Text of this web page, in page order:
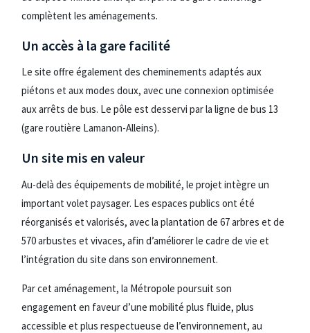
complètent les aménagements.
Un accès à la gare facilité
Le site offre également des cheminements adaptés aux
piétons et aux modes doux, avec une connexion optimisée
aux arrêts de bus. Le pôle est desservi par la ligne de bus 13
(gare routière Lamanon-Alleins).
Un site mis en valeur
Au-delà des équipements de mobilité, le projet intègre un
important volet paysager. Les espaces publics ont été
réorganisés et valorisés, avec la plantation de 67 arbres et de
570 arbustes et vivaces, afin d’améliorer le cadre de vie et
l’intégration du site dans son environnement.
Par cet aménagement, la Métropole poursuit son
engagement en faveur d’une mobilité plus fluide, plus
accessible et plus respectueuse de l’environnement, au